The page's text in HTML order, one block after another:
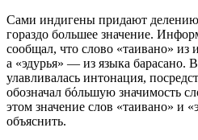
Сами индигены придают делению
гораздо большее значение.
сообщал, что слово «таивано» из
а «эдурья» — из языка барасано.
улавливалась интонация,
обозначал бόльшую значимость
этом значение слов «таивано» и
объяснить.